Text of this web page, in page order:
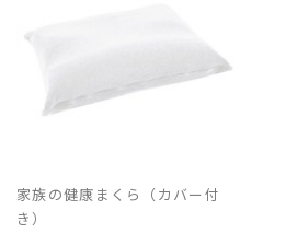
家族の健康まくら（カバー付
き）